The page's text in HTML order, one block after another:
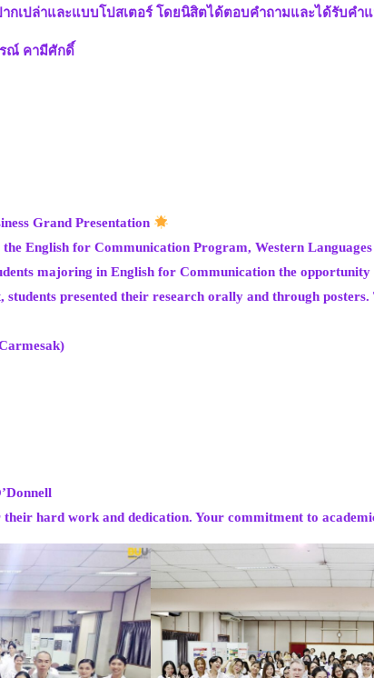
กเปล่าและแบบโปสเตอร์ โดยนิสิตได้ตอบคำถามและได้รับค
รณ์ คามีศักดิ์
Grand Presentation
English for Communication Program, Western
majoring in English for Communication the opportunity
students presented their research orally and through
hard work and dedication. Your commitment to